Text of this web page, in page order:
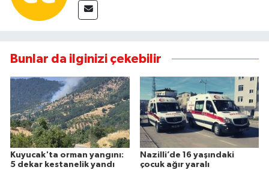
Bunlar da ilginizi çekebilir
Kuyucak'ta orman yangını:
5 dekar kestanelik yandı
Nazilli’de 16 yaşındaki
çocuk ağır yaralı